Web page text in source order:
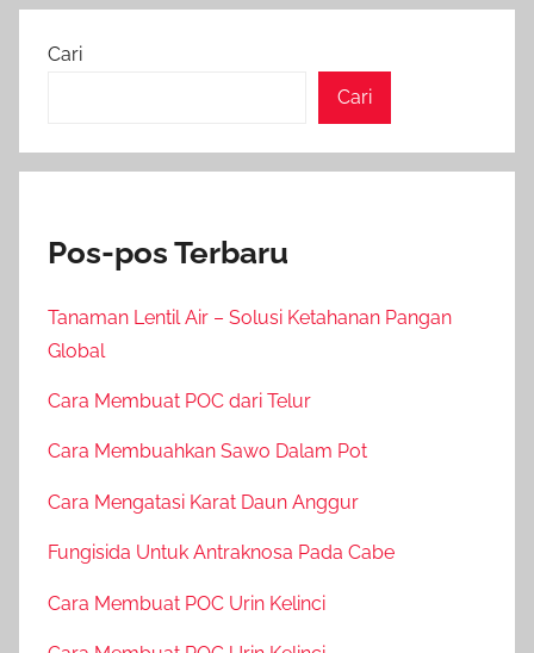
Cari
Cari
Pos-pos Terbaru
Tanaman Lentil Air – Solusi Ketahanan Pangan
Global
Cara Membuat POC dari Telur
Cara Membuahkan Sawo Dalam Pot
Cara Mengatasi Karat Daun Anggur
Fungisida Untuk Antraknosa Pada Cabe
Cara Membuat POC Urin Kelinci